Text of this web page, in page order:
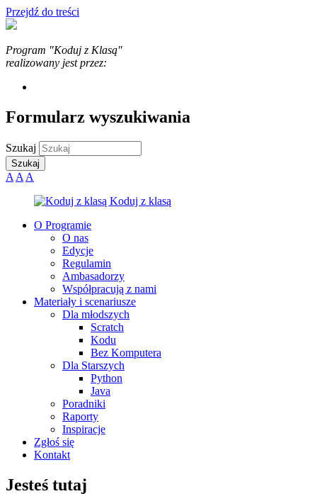
Przejdź do treści
Program "Koduj z Klasą"
realizowany jest przez:
Formularz wyszukiwania
Szukaj
A A A
O Programie
O nas
Edycje
Regulamin
Ambasadorzy
Współpracują z nami
Materiały i scenariusze
Dla młodszych
Scratch
Kodu
Bez Komputera
Dla Starszych
Python
Java
Poradniki
Raporty
Inspiracje
Zgłoś się
Kontakt
Jesteś tutaj